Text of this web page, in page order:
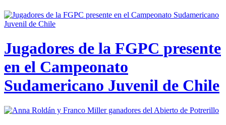
Jugadores de la FGPC presente
en el Campeonato
Sudamericano Juvenil de Chile